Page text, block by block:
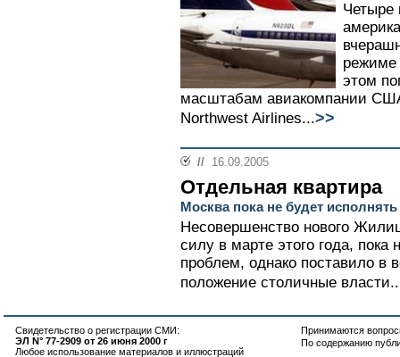
Четыре
режиме
этом
масштабам авиакомпании
Northwest Airlines...>>
// 16.09.2005
Отдельная квартира
Москва пока не будет
Несовершенство нового
силу в марте этого года,
проблем, однако поставило в
положение столичные
Свидетельство о регистрации СМИ:
ЭЛ N° 77-2909 от 26 июня 2000 г
Любое использование материалов и иллюстраций
Принимаются
По содержанию